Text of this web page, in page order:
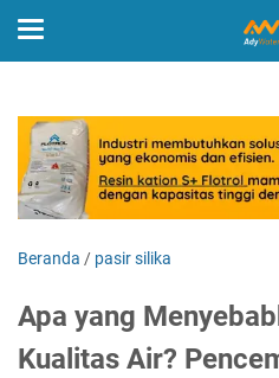
Beranda / pasir silika
Apa yang
Kualitas Air?